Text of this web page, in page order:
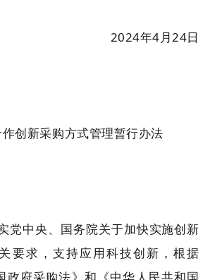
2024年4月24日
创新采购方式管理暂行办法
党中央、国务院关于加快实施创新
要求，支持应用科技创新，根据